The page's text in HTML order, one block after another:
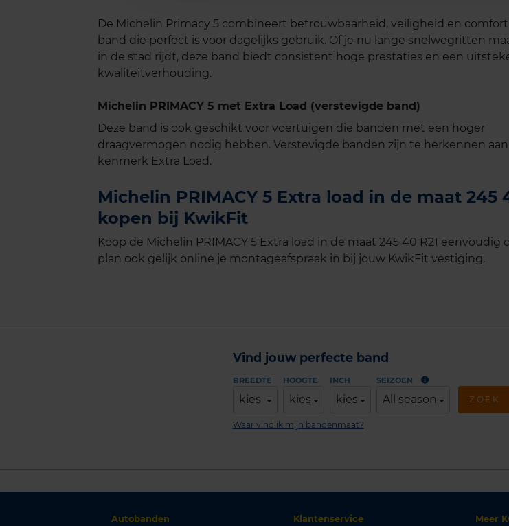
De Michelin Primacy 5 combineert betrouwbaarheid, veiligheid en
band die perfect is voor dagelijks gebruik. Of je nu lange snelwegritten
in de stad rijdt, deze band biedt consistent hoge prestaties en een
kwaliteitverhouding.
Michelin PRIMACY 5 met Extra Load (verstevigde band)
Deze band is ook geschikt voor voertuigen die banden met een hoger
draagvermogen nodig hebben. Verstevigde banden zijn te herkennen
kenmerk Extra Load.
Michelin PRIMACY 5 Extra load in de maat 245
kopen bij KwikFit
Koop de Michelin PRIMACY 5 Extra load in de maat 245 40 R21 eenvoudig
plan ook gelijk online je montageafspraak in bij jouw KwikFit vestiging.
Vind jouw perfecte band
BREEDTE
kies
HOOGTE
kies
INCH
kies
SEIZOEN
All season ZOEK
Waar vind ik mijn bandenmaat?
Autobanden
Klantenservice
Meer